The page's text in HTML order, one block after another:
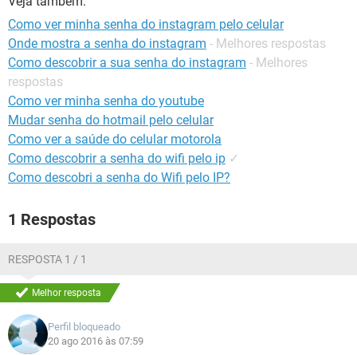
Como ver minha senha do instagram pelo celular
Onde mostra a senha do instagram - Melhores respostas
Como descobrir a sua senha do instagram - Melhores
respostas
Como ver minha senha do youtube
Mudar senha do hotmail pelo celular
Como ver a saúde do celular motorola
Como descobrir a senha do wifi pelo ip ✓
Como descobri a senha do Wifi pelo IP?
1 Respostas
RESPOSTA 1 / 1
Melhor resposta
Perfil bloqueado
20 ago 2016 às 07:59